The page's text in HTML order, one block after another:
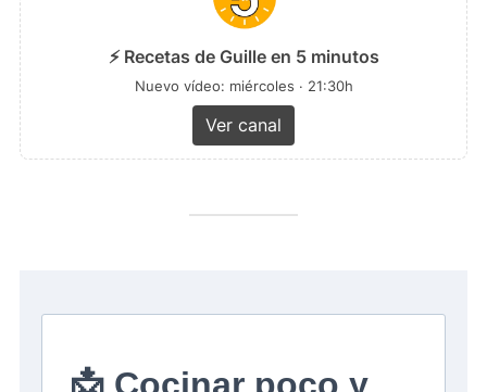
⚡ Recetas de Guille en 5 minutos
Nuevo vídeo: miércoles · 21:30h
Ver canal